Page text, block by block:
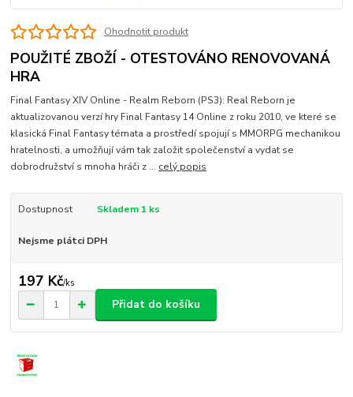
Ohodnotit produkt
POUŽITÉ ZBOŽÍ - OTESTOVÁNO RENOVOVANÁ
HRA
Final Fantasy XIV Online - Realm Reborn (PS3): Real Reborn je
aktualizovanou verzí hry Final Fantasy 14 Online z roku 2010, ve které se
klasická Final Fantasy témata a prostředí spojují s MMORPG mechanikou
hratelnosti, a umožňují vám tak založit společenství a vydat se
dobrodružství s mnoha hráči z ... celý popis
Dostupnost Skladem 1 ks
Nejsme plátci DPH
197 Kč/ks
Přidat do košíku